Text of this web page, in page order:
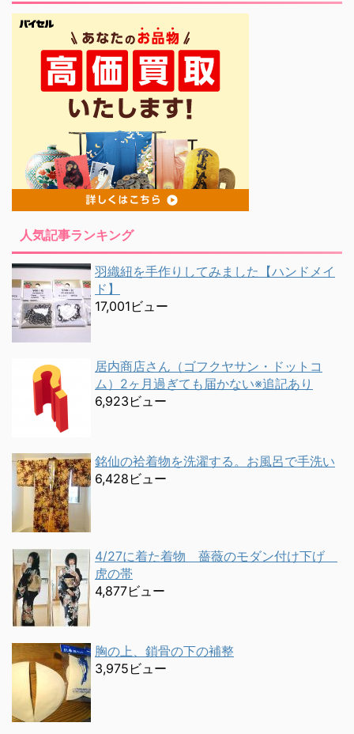
人気記事ランキング
羽織紐を手作りしてみました【ハンドメイ
ド】
17,001ビュー
居内商店さん（ゴフクヤサン・ドットコ
ム）2ヶ月過ぎても届かない※追記あり
6,923ビュー
銘仙の袷着物を洗濯する。お風呂で手洗い
6,428ビュー
4/27に着た着物 薔薇のモダン付け下げ
虎の帯
4,877ビュー
胸の上、鎖骨の下の補整
3,975ビュー